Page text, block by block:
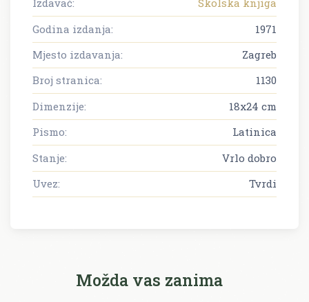
Izdavač:
Školska knjiga
Godina izdanja:
1971
Mjesto izdavanja:
Zagreb
Broj stranica:
1130
Dimenzije:
18x24 cm
Pismo:
Latinica
Stanje:
Vrlo dobro
Uvez:
Tvrdi
Možda vas zanima